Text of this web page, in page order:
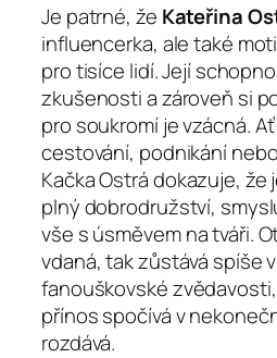
Je patrné, že Kateřina
influencerka, ale také
pro tisíce lidí. Její
zkušenosti a zároveň si
pro soukromí je vzácná.
cestování, podnikání
Kačka Ostrá dokazuje,
plný dobrodružství,
vše s úsměvem na tváři.
vdaná, tak zůstává spíše
fanouškovské
přínos spočívá v
rozdává.